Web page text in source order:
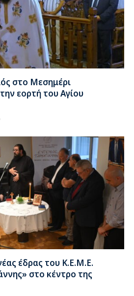
στο Μεσημέρι
εορτή του Αγίου
έδρας του Κ.Ε.Μ.Ε.
στο κέντρο της